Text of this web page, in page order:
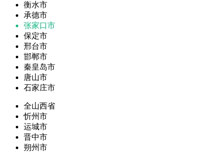
衡水市
承德市
张家口市
保定市
邢台市
邯郸市
秦皇岛市
唐山市
石家庄市
全山西省
忻州市
运城市
晋中市
朔州市